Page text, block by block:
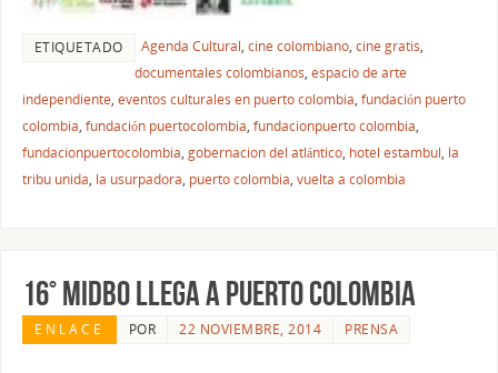
ETIQUETADO Agenda Cultural, cine colombiano, cine gratis,
documentales colombianos, espacio de arte
independiente, eventos culturales en puerto colombia, fundación puerto
colombia, fundación puertocolombia, fundacionpuerto colombia,
fundacionpuertocolombia, gobernacion del atlántico, hotel estambul, la
tribu unida, la usurpadora, puerto colombia, vuelta a colombia
16° MIDBO LLEGA A PUERTO COLOMBIA
ENLACE POR 22 NOVIEMBRE, 2014 PRENSA